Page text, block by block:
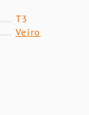
T3
Veiro